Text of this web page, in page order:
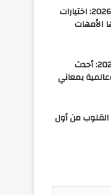
أسماء مواليد جديدة 2026: اختيارات
الأمهات
أسماء بنات وأولاد 2026: أحدث
بمعاني
من أول